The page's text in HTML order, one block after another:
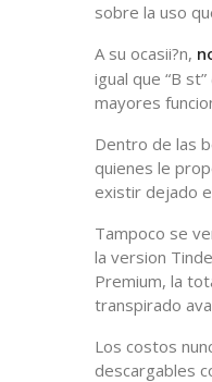
sobre la uso
A su ocasii?n,
igual que “B
mayores
Dentro de las
quienes le
existir dejado
Tampoco se
la version
Premium, la
transpirado
Los costos
descargables